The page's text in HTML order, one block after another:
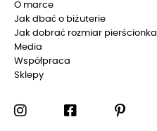
O marce
Jak dbać o biżuterie
Jak dobrać rozmiar pierścionka
Media
Współpraca
Sklepy